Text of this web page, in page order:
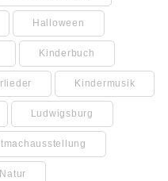
Halloween
Kinderbuch
Kindermusik
Ludwigsburg
Natur